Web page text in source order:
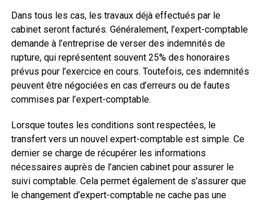
Dans tous les cas, les travaux déjà effectués par le
cabinet seront facturés. Généralement, l’expert-comptable
demande à l’entreprise de verser des indemnités de
rupture, qui représentent souvent 25% des honoraires
prévus pour l’exercice en cours. Toutefois, ces indemnités
peuvent être négociées en cas d’erreurs ou de fautes
commises par l’expert-comptable.
Lorsque toutes les conditions sont respectées, le
transfert vers un nouvel expert-comptable est simple. Ce
dernier se charge de récupérer les informations
nécessaires auprès de l’ancien cabinet pour assurer le
suivi comptable. Cela permet également de s’assurer que
le changement d’expert-comptable ne cache pas une